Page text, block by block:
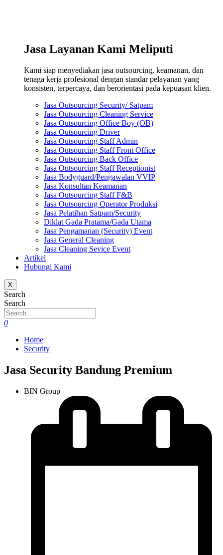
Jasa Layanan Kami Meliputi
Kami siap menyediakan jasa outsourcing, keamanan, dan
tenaga kerja profesional dengan standar pelayanan yang
konsisten, terpercaya, dan berorientasi pada kepuasan klien.
Jasa Outsourcing Security/ Satpam
Jasa Outsourcing Cleaning Service
Jasa Outsourcing Office Boy (OB)
Jasa Outsourcing Driver
Jasa Outsourcing Staff Admin
Jasa Outsourcing Staff Front Office
Jasa Outsourcing Back Office
Jasa Outsourcing Staff Receptionist
Jasa Bodyguard/Pengawalan VVIP
Jasa Konsultan Keamanan
Jasa Outsourcing Staff F&B
Jasa Outsourcing Operator Produksi
Jasa Pelatihan Satpam/Security
Diklat Gada Pratama/Gada Utama
Jasa Pengamanan (Security) Event
Jasa General Cleaning
Jasa Cleaning Sevice Event
Artikel
Hubungi Kami
X
Search
Search
0
Home
Security
Jasa Security Bandung Premium
BIN Group